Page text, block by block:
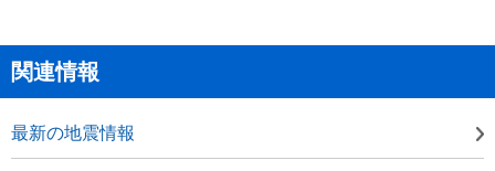
関連情報
最新の地震情報